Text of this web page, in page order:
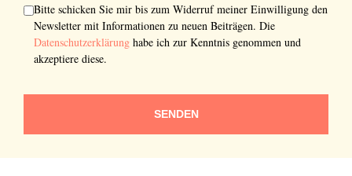
Bitte schicken Sie mir bis zum Widerruf meiner Einwilligung den
Newsletter mit Informationen zu neuen Beiträgen. Die
Datenschutzerklärung habe ich zur Kenntnis genommen und
akzeptiere diese.
SENDEN